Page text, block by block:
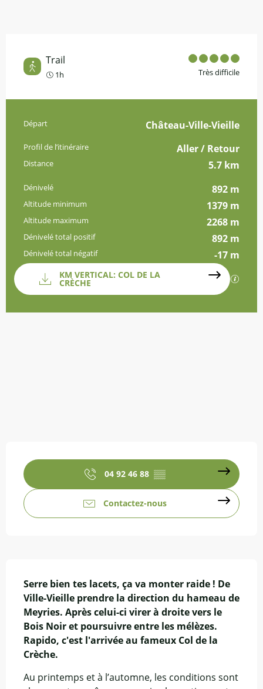
Trail
1h Très difficile
Informations pratiques
Départ Château-Ville-Vieille
Profil de l’itinéraire Aller / Retour
Distance 5.7 km
Dénivelé 892 m
Altitude minimum 1379 m
Altitude maximum 2268 m
Dénivelé total positif 892 m
Dénivelé total négatif -17 m
DocumentationKM VERTICAL: COL DE LA
CRÈCHE
04 92 46 88 ▒▒
Contactez-nous
Serre bien tes lacets, ça va monter raide ! De
Ville-Vieille prendre la direction du hameau de
Meyries. Après celui-ci virer à droite vers le
Bois Noir et poursuivre entre les mélèzes.
Rapido, c'est l'arrivée au fameux Col de la
Crèche.
Au printemps et à l’automne, les conditions sont